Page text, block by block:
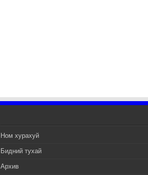
Ном хурахуй
Бидний тухай
Архив